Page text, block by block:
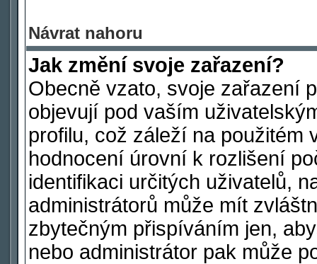
Návrat nahoru
Jak změní svoje zařazení?
Obecně vzato, svoje zařazení
objevují pod vaším
profilu, což záleží na použitém
hodnocení úrovní k rozlišení
identifikaci určitých uživatelů,
administrátorů může mít
zbytečným přispíváním jen,
nebo administrátor pak může